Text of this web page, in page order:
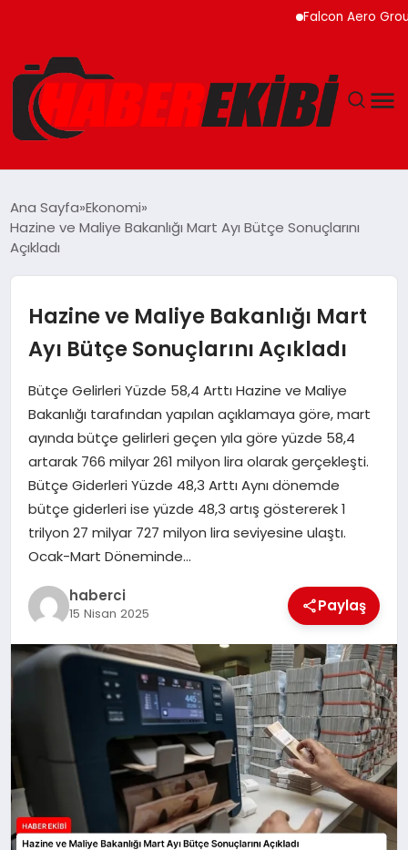
Falcon Aero Group,
GÜNCEL
MAGAZIN
SAĞLIK
SPOR
TEKNOLOJI
Ana Sayfa Ekonomi
Hazine ve Maliye Bakanlığı Mart Ayı Bütçe Sonuçlarını
Açıkladı
Hazine ve Maliye Bakanlığı Mart
Ayı Bütçe Sonuçlarını Açıkladı
Bütçe Gelirleri Yüzde 58,4 Arttı Hazine ve Maliye
Bakanlığı tarafından yapılan açıklamaya göre, mart
ayında bütçe gelirleri geçen yıla göre yüzde 58,4
artarak 766 milyar 261 milyon lira olarak gerçekleşti.
Bütçe Giderleri Yüzde 48,3 Arttı Aynı dönemde
bütçe giderleri ise yüzde 48,3 artış göstererek 1
trilyon 27 milyar 727 milyon lira seviyesine ulaştı.
Ocak-Mart Döneminde…
haberci
15 Nisan 2025 Paylaş